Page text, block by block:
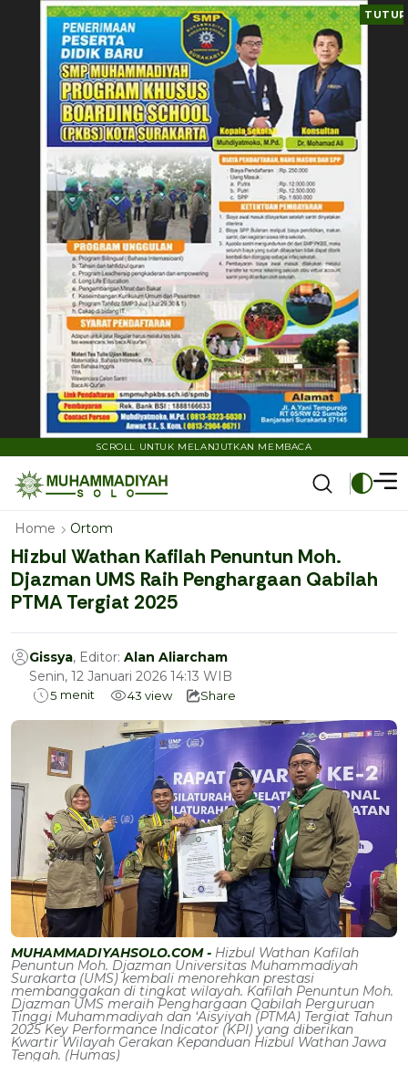
TUTUP
SCROLL UNTUK MELANJUTKAN MEMBACA
Home Ortom
Hizbul Wathan Kafilah Penuntun Moh.
Djazman UMS Raih Penghargaan Qabilah
PTMA Tergiat 2025
Gissya, Editor: Alan Aliarcham
Senin, 12 Januari 2026 14:13 WIB
5 menit 43 view Share
MUHAMMADIYAHSOLO.COM - Hizbul Wathan Kafilah
Penuntun Moh. Djazman Universitas Muhammadiyah
Surakarta (UMS) kembali menorehkan prestasi
membanggakan di tingkat wilayah. Kafilah Penuntun Moh.
Djazman UMS meraih Penghargaan Qabilah Perguruan
Tinggi Muhammadiyah dan ‘Aisyiyah (PTMA) Tergiat Tahun
2025 Key Performance Indicator (KPI) yang diberikan
Kwartir Wilayah Gerakan Kepanduan Hizbul Wathan Jawa
Tengah. (Humas)